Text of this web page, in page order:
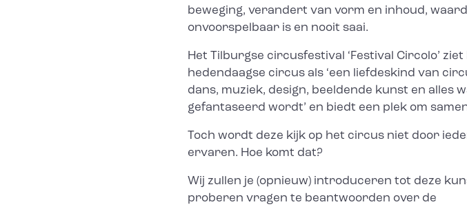
beweging, verandert van vorm en inhoud,
onvoorspelbaar is en nooit saai.
Het Tilburgse circusfestival ‘Festival Circolo’ ziet
hedendaagse circus als ‘een liefdeskind van
dans, muziek, design, beeldende kunst en alles
gefantaseerd wordt’ en biedt een plek om
Toch wordt deze kijk op het circus niet door
ervaren. Hoe komt dat?
Wij zullen je (opnieuw) introduceren tot deze
proberen vragen te beantwoorden over de